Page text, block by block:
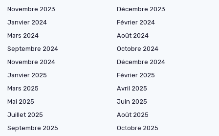
Novembre 2023
Décembre 2023
Janvier 2024
Février 2024
Mars 2024
Août 2024
Septembre 2024
Octobre 2024
Novembre 2024
Décembre 2024
Janvier 2025
Février 2025
Mars 2025
Avril 2025
Mai 2025
Juin 2025
Juillet 2025
Août 2025
Septembre 2025
Octobre 2025